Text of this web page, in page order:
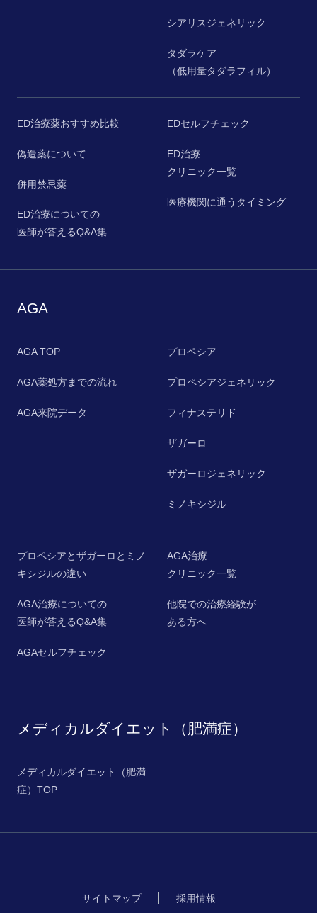
シアリスジェネリック
タダラケア
（低用量タダラフィル）
ED治療薬おすすめ比較
偽造薬について
併用禁忌薬
ED治療についての
医師が答えるQ&A集
EDセルフチェック
ED治療
クリニック一覧
医療機関に通うタイミング
AGA
AGA TOP
AGA薬処方までの流れ
AGA来院データ
プロペシア
プロペシアジェネリック
フィナステリド
ザガーロ
ザガーロジェネリック
ミノキシジル
プロペシアとザガーロとミノ
キシジルの違い
AGA治療についての
医師が答えるQ&A集
AGAセルフチェック
AGA治療
クリニック一覧
他院での治療経験が
ある方へ
メディカルダイエット（肥満症）
メディカルダイエット（肥満
症）TOP
サイトマップ 採用情報